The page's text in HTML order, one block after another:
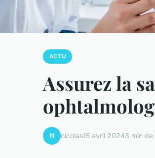
ACTU
Assurez la
N nicolas15 avril 20243 min